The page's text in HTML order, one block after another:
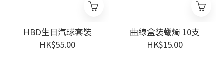
HBD生日汽球套裝
HK$55.00
曲線盒装蠟燭 10支
HK$15.00